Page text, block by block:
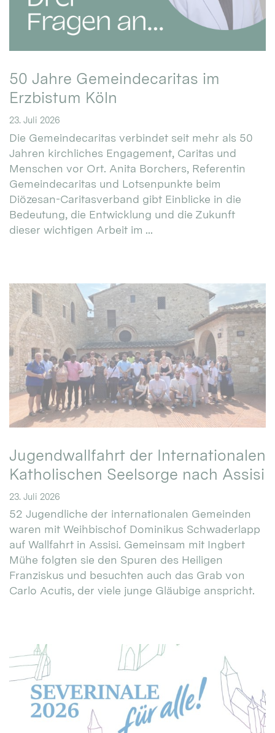
50 Jahre Gemeindecaritas im
Erzbistum Köln
23. Juli 2026
Die Gemeindecaritas verbindet seit mehr als 50
Jahren kirchliches Engagement, Caritas und
Menschen vor Ort. Anita Borchers, Referentin
Gemeindecaritas und Lotsenpunkte beim
Diözesan-Caritasverband gibt Einblicke in die
Bedeutung, die Entwicklung und die Zukunft
dieser wichtigen Arbeit im ...
Jugendwallfahrt der Internationalen
Katholischen Seelsorge nach Assisi
23. Juli 2026
52 Jugendliche der internationalen Gemeinden
waren mit Weihbischof Dominikus Schwaderlapp
auf Wallfahrt in Assisi. Gemeinsam mit Ingbert
Mühe folgten sie den Spuren des Heiligen
Franziskus und besuchten auch das Grab von
Carlo Acutis, der viele junge Gläubige anspricht.